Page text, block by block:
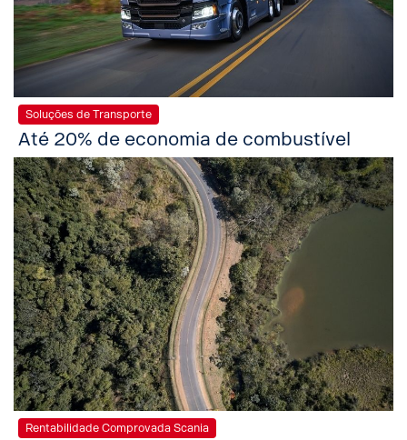
Soluções de Transporte
Até 20% de economia de combustível
Rentabilidade Comprovada Scania